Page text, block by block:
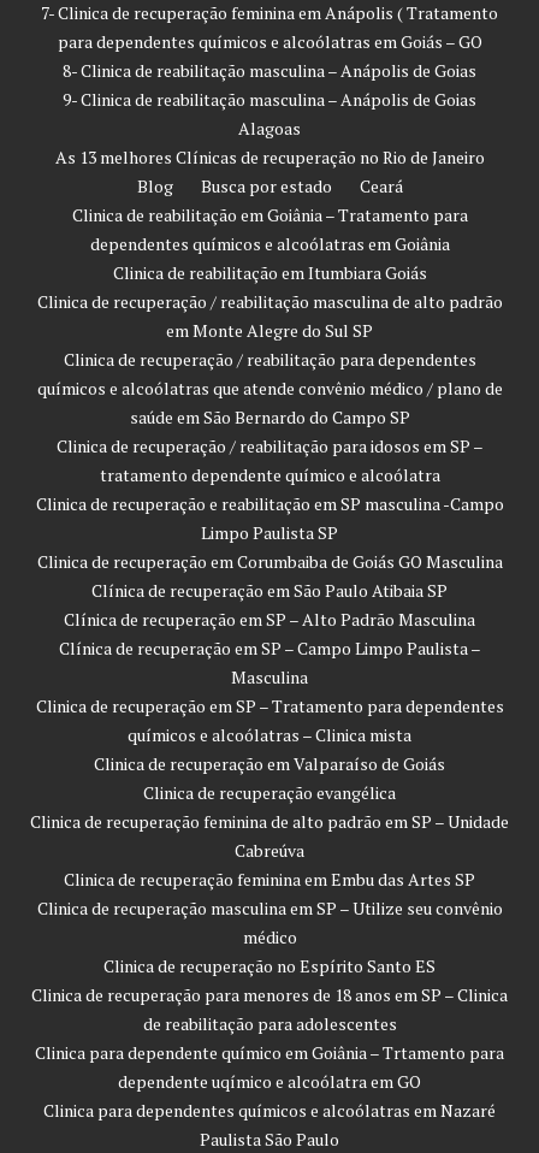
7- Clinica de recuperação feminina em Anápolis ( Tratamento
para dependentes químicos e alcoólatras em Goiás – GO
8- Clinica de reabilitação masculina – Anápolis de Goias
9- Clinica de reabilitação masculina – Anápolis de Goias
Alagoas
As 13 melhores Clínicas de recuperação no Rio de Janeiro
Blog
Busca por estado
Ceará
Clinica de reabilitação em Goiânia – Tratamento para
dependentes químicos e alcoólatras em Goiânia
Clinica de reabilitação em Itumbiara Goiás
Clinica de recuperação / reabilitação masculina de alto padrão
em Monte Alegre do Sul SP
Clinica de recuperação / reabilitação para dependentes
químicos e alcoólatras que atende convênio médico / plano de
saúde em São Bernardo do Campo SP
Clinica de recuperação / reabilitação para idosos em SP –
tratamento dependente químico e alcoólatra
Clinica de recuperação e reabilitação em SP masculina -Campo
Limpo Paulista SP
Clinica de recuperação em Corumbaiba de Goiás GO Masculina
Clínica de recuperação em São Paulo Atibaia SP
Clínica de recuperação em SP – Alto Padrão Masculina
Clínica de recuperação em SP – Campo Limpo Paulista –
Masculina
Clinica de recuperação em SP – Tratamento para dependentes
químicos e alcoólatras – Clinica mista
Clinica de recuperação em Valparaíso de Goiás
Clinica de recuperação evangélica
Clinica de recuperação feminina de alto padrão em SP – Unidade
Cabreúva
Clinica de recuperação feminina em Embu das Artes SP
Clinica de recuperação masculina em SP – Utilize seu convênio
médico
Clinica de recuperação no Espírito Santo ES
Clinica de recuperação para menores de 18 anos em SP – Clinica
de reabilitação para adolescentes
Clinica para dependente químico em Goiânia – Trtamento para
dependente uqímico e alcoólatra em GO
Clinica para dependentes químicos e alcoólatras em Nazaré
Paulista São Paulo